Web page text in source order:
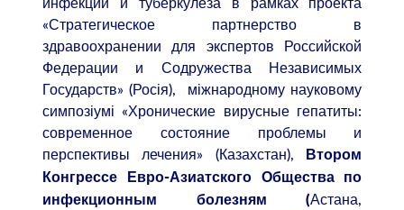
«Стратегическое партнерство в
здравоохранении для экспертов Российской
Федерации и Содружества Независимых
Государств» (Росія), міжнародному науковому
симпозіумі «Хронические вирусные гепатиты:
современное состояние проблемы и
перспективы лечения» (Казахстан),
Втором
Конгрессе Евро-Азиатского Общества по
инфекционным болезням (Астана,